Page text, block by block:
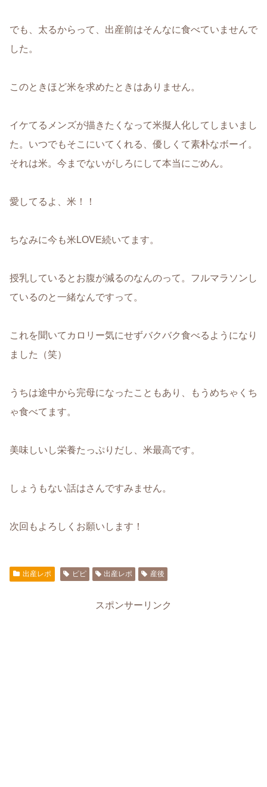
でも、太るからって、出産前はそんなに食べていませんで
した。
このときほど米を求めたときはありません。
イケてるメンズが描きたくなって米擬人化してしまいまし
た。いつでもそこにいてくれる、優しくて素朴なボーイ。
それは米。今までないがしろにして本当にごめん。
愛してるよ、米！！
ちなみに今も米LOVE続いてます。
授乳しているとお腹が減るのなんのって。フルマラソンし
ているのと一緒なんですって。
これを聞いてカロリー気にせずバクバク食べるようになり
ました（笑）
うちは途中から完母になったこともあり、もうめちゃくち
ゃ食べてます。
美味しいし栄養たっぷりだし、米最高です。
しょうもない話はさんですみません。
次回もよろしくお願いします！
出産レポ ピピ 出産レポ 産後
スポンサーリンク